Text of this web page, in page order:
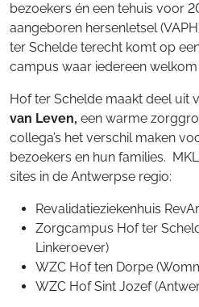
bezoekers én een tehuis voor
aangeboren hersenletsel
ter Schelde terecht komt op
campus waar iedereen welkom
Hof ter Schelde maakt deel uit
van Leven, een warme
collega’s het verschil maken
bezoekers en hun families.
sites in de Antwerpse regio:
Revalidatieziekenhuis
Zorgcampus Hof ter
Linkeroever)
WZC Hof ten Dorpe
WZC Hof Sint Jozef